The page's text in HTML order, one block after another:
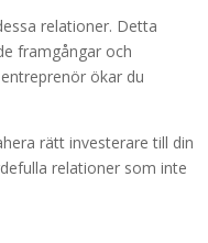
relationer. Detta
framgångar och
ökar du
rätt investerare till din
relationer som inte